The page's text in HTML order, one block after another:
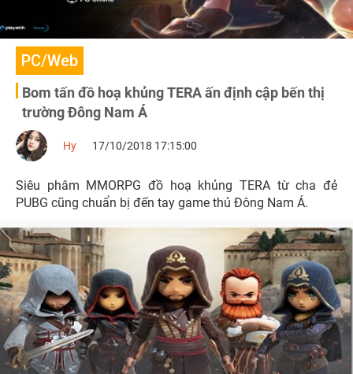
PC/Web
Bom tấn đồ hoạ khủng TERA ấn định cập bến thị
trường Đông Nam Á
Hy 17/10/2018 17:15:00
Siêu phâm MMORPG đồ hoạ khủng TERA từ cha đẻ
PUBG cũng chuẩn bị đến tay game thủ Đông Nam Á.